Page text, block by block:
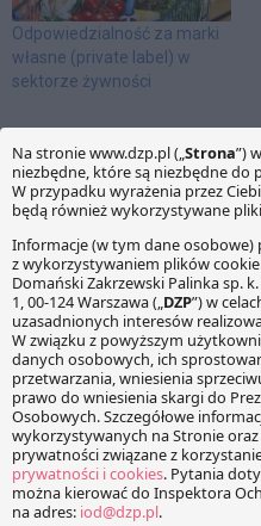
Odpowiedzialność za marki
własne (private label) w
sektorze żywności
Tomasz Kaczyński
Tagi dopalacze
KOMENTARZE